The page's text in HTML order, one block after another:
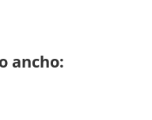
ancho: